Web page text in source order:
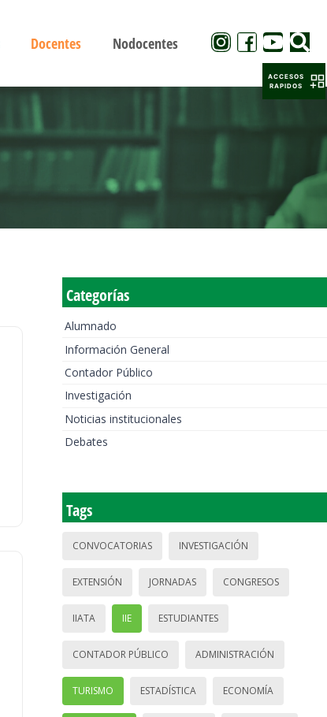
Docentes Nodocentes
Categorías
Alumnado
Información General
Contador Público
Investigación
Noticias institucionales
Debates
Tags
CONVOCATORIAS INVESTIGACIÓN
EXTENSIÓN JORNADAS CONGRESOS
IIATA IIE ESTUDIANTES
CONTADOR PÚBLICO ADMINISTRACIÓN
TURISMO ESTADÍSTICA ECONOMÍA
ACCESOS
RAPIDOS